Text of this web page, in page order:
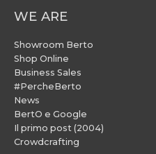
WE ARE
Showroom Berto
Shop Online
Business Sales
#PercheBerto
News
BertO e Google
Il primo post (2004)
Crowdcrafting